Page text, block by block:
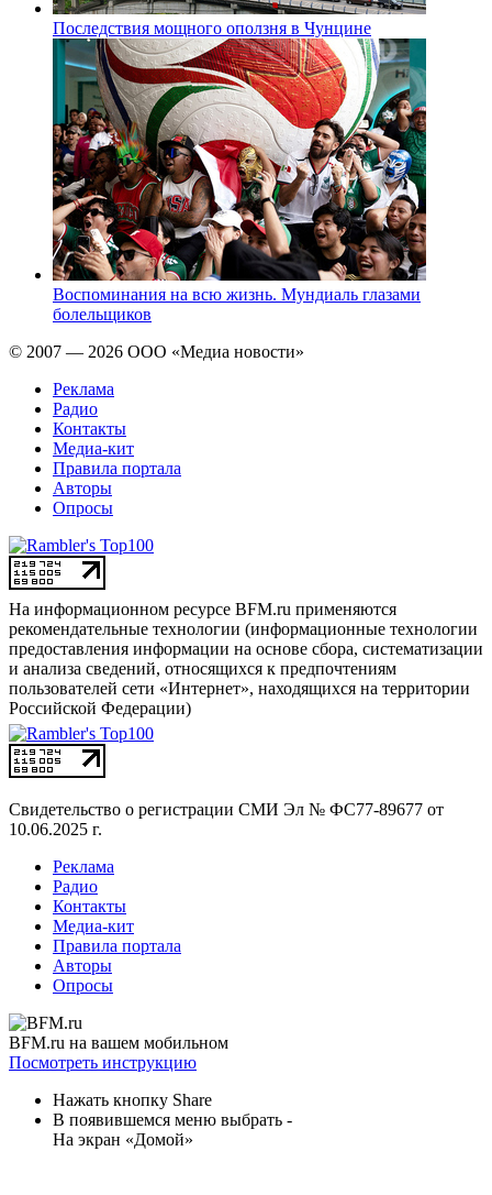
Последствия мощного оползня в Чунцине
Воспоминания на всю жизнь. Мундиаль глазами
болельщиков
© 2007 — 2026 ООО «Медиа новости»
Реклама
Радио
Контакты
Медиа-кит
Правила портала
Авторы
Опросы
На информационном ресурсе BFM.ru применяются
рекомендательные технологии (информационные технологии
предоставления информации на основе сбора, систематизации
и анализа сведений, относящихся к предпочтениям
пользователей сети «Интернет», находящихся на территории
Российской Федерации)
Свидетельство о регистрации СМИ Эл № ФС77-89677 от
10.06.2025 г.
Реклама
Радио
Контакты
Медиа-кит
Правила портала
Авторы
Опросы
BFM.ru на вашем мобильном
Посмотреть инструкцию
Нажать кнопку Share
В появившемся меню выбрать -
На экран «Домой»